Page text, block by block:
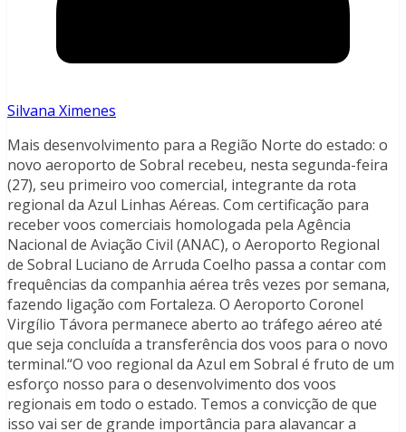
Silvana Ximenes
Mais desenvolvimento para a Região Norte do estado: o
novo aeroporto de Sobral recebeu, nesta segunda-feira
(27), seu primeiro voo comercial, integrante da rota
regional da Azul Linhas Aéreas. Com certificação para
receber voos comerciais homologada pela Agência
Nacional de Aviação Civil (ANAC), o Aeroporto Regional
de Sobral Luciano de Arruda Coelho passa a contar com
frequências da companhia aérea três vezes por semana,
fazendo ligação com Fortaleza. O Aeroporto Coronel
Virgílio Távora permanece aberto ao tráfego aéreo até
que seja concluída a transferência dos voos para o novo
terminal.“O voo regional da Azul em Sobral é fruto de um
esforço nosso para o desenvolvimento dos voos
regionais em todo o estado. Temos a convicção de que
isso vai ser de grande importância para alavancar a